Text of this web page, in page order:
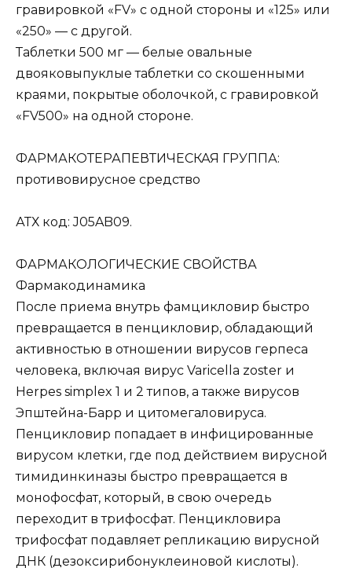
гравировкой «FV» с одной стороны и «125» или
«250» — с другой.
Таблетки 500 мг — белые овальные
двояковыпуклые таблетки со скошенными
краями, покрытые оболочкой, с гравировкой
«FV500» на одной стороне.
ФАРМАКОТЕРАПЕВТИЧЕСКАЯ ГРУППА:
противовирусное средство
АТХ код: J05AB09.
ФАРМАКОЛОГИЧЕСКИЕ СВОЙСТВА
Фармакодинамика
После приема внутрь фамцикловир быстро
превращается в пенцикловир, обладающий
активностью в отношении вирусов герпеса
человека, включая вирус Varicella zoster и
Herpes simplex 1 и 2 типов, а также вирусов
Эпштейна-Барр и цитомегаловируса.
Пенцикловир попадает в инфицированные
вирусом клетки, где под действием вирусной
тимидинкиназы быстро превращается в
монофосфат, который, в свою очередь
переходит в трифосфат. Пенцикловира
трифосфат подавляет репликацию вирусной
ДНК (дезоксирибонуклеиновой кислоты).